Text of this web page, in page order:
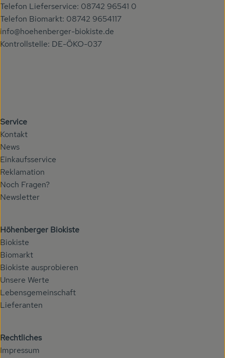
Telefon Lieferservice: 08742 96541 0
Telefon Biomarkt: 08742 9654117
info@hoehenberger-biokiste.de
Kontrollstelle: DE-ÖKO-037
Service
Kontakt
News
Einkaufsservice
Reklamation
Noch Fragen?
Newsletter
Höhenberger Biokiste
Biokiste
Biomarkt
Biokiste ausprobieren
Unsere Werte
Lebensgemeinschaft
Lieferanten
Rechtliches
Impressum